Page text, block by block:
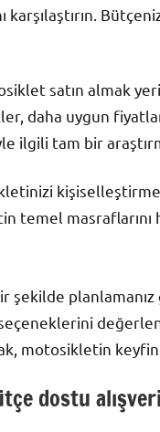
karşılaştırın.
satın almak
daha uygun
ilgili tam bir
masraflarını
motosikletin
dostu